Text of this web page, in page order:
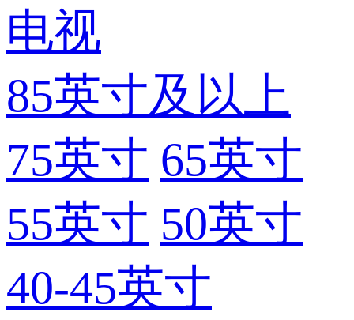
电视
85英寸及以上
75英寸 65英寸
55英寸 50英寸
40-45英寸